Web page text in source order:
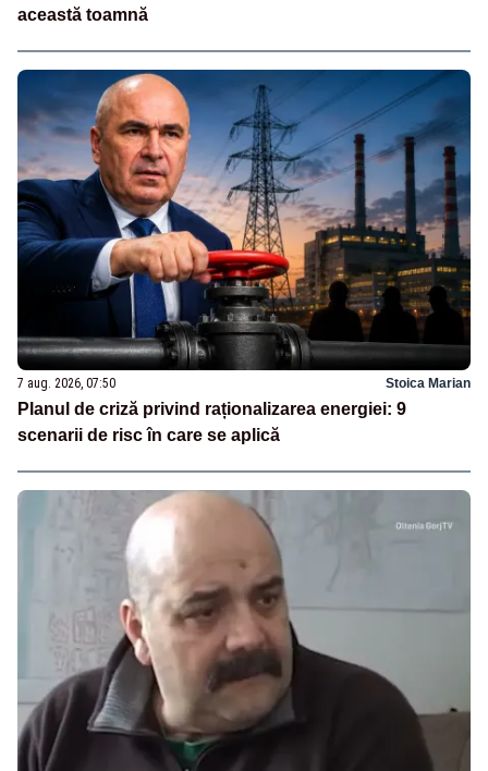
această toamnă
7 aug. 2026, 07:50 Stoica Marian
Planul de criză privind raționalizarea energiei: 9
scenarii de risc în care se aplică